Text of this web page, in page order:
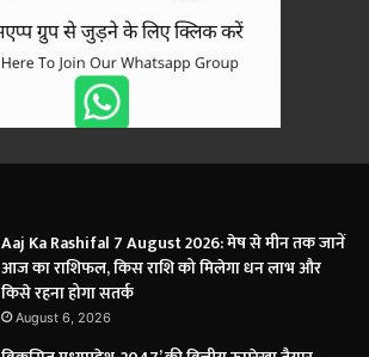
Aaj Ka Rashifal 7 August 2026: मेष से मीन तक जानें
आज का राशिफल, किस राशि को मिलेगा धन लाभ और
किसे रहना होगा सतर्क
August 6, 2026